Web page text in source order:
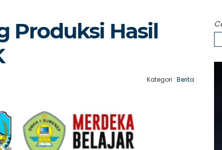
Produksi Hasil
Kategori :Berita